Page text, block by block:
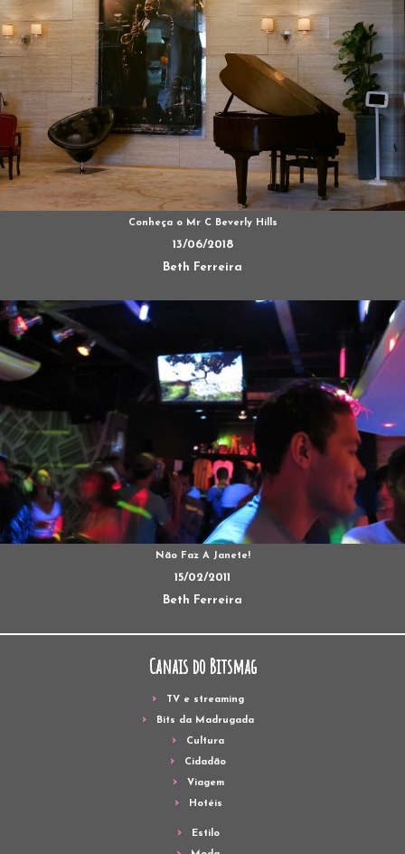
Conheça o Mr C Beverly Hills
13/06/2018
Beth Ferreira
Não Faz A Janete!
15/02/2011
Beth Ferreira
Canais do Bitsmag
TV e streaming
Bits da Madrugada
Cultura
Cidadão
Viagem
Hotéis
Estilo